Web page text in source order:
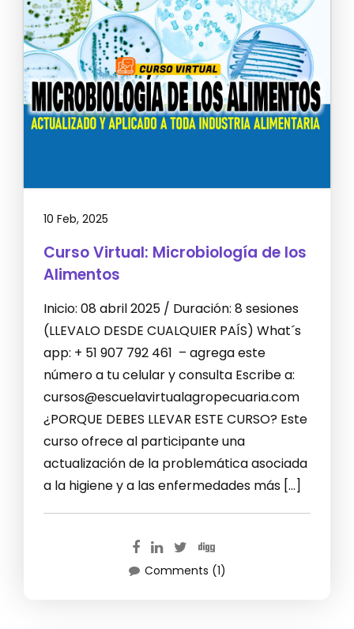
10 Feb, 2025
Curso Virtual: Microbiología de los
Alimentos
Inicio: 08 abril 2025 / Duración: 8 sesiones
(LLEVALO DESDE CUALQUIER PAÍS) What´s
app: + 51 907 792 461 – agrega este
número a tu celular y consulta Escribe a:
cursos@escuelavirtualagropecuaria.com
¿PORQUE DEBES LLEVAR ESTE CURSO? Este
curso ofrece al participante una
actualización de la problemática asociada
a la higiene y a las enfermedades más […]
Comments (1)